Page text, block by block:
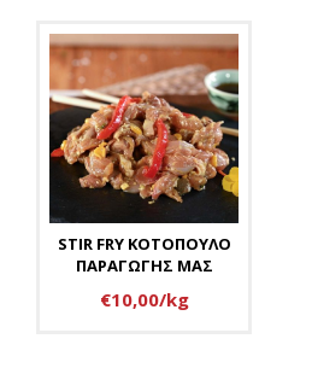
STIR FRY ΚΟΤΟΠΟΥΛΟ
ΠΑΡΑΓΩΓΗΣ ΜΑΣ
€10,00/kg